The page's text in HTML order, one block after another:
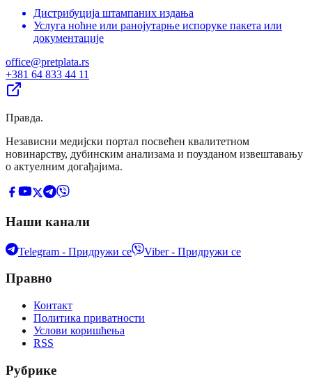
Дистрибуција штампаних издања
Услуга ноћне или ранојутарње испоруке пакета или
документације
office@pretplata.rs
+381 64 833 44 11
Правда.
Независни медијски портал посвећен квалитетном
новинарству, дубинским анализама и поузданом извештавању
о актуелним догађајима.
Наши канали
Telegram - Придружи се Viber - Придружи се
Правно
Контакт
Политика приватности
Услови коришћења
RSS
Рубрике